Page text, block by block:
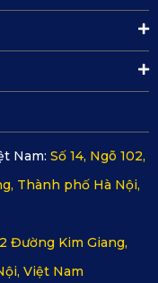
Nam: Số 14, Ngõ 102,
Thành phố Hà Nội,
Đường Kim Giang,
Việt Nam